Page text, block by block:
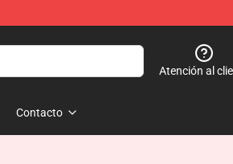
Atención al
Contacto